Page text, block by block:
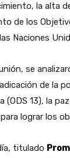
la alta
de los
Naciones
se
de la
(ODS 13), la
lograr los
titulado